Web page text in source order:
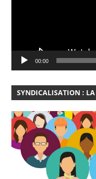
00:00
SYNDICALISATION : LA